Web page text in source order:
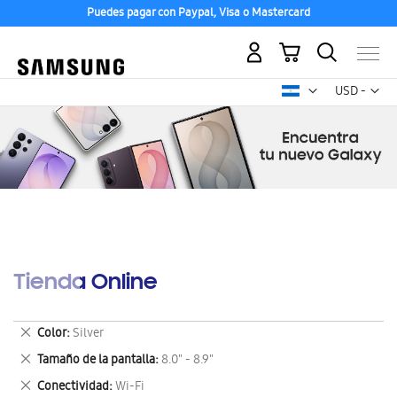
Puedes pagar con Paypal, Visa o Mastercard
USD -
dólar
Mi carrito
Tienda Online
Color Silver
Eliminar
este
artículo
Tamaño de la pantalla 8.0" - 8.9"
Eliminar
este
Conectividad Wi-Fi
Eliminar